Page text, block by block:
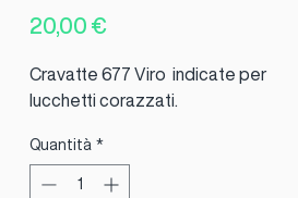
20,00 €Prezzo
Cravatte 677 Viro indicate per
lucchetti corazzati.
Quantità *